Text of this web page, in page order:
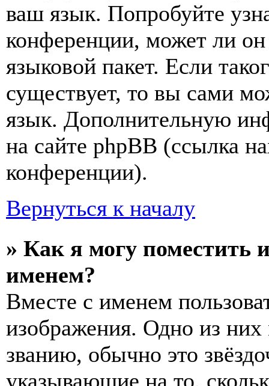
ваш язык. Попробуйте
конференции, может ли
языковой пакет. Если
существует, то вы сами
язык. Дополнительную
на сайте phpBB (ссылка
конференции).
Вернуться к началу
» Как я могу поместить
именем?
Вместе с именем
изображения. Одно из
званию, обычно это
указывающие на то,